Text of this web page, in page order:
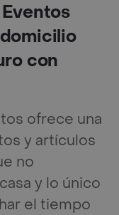
con
ofrece una
y artículos
no
y lo único
el tiempo